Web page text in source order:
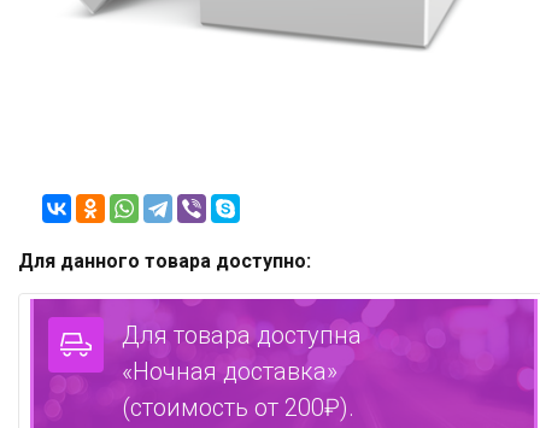
Для данного товара доступно:
Для товара доступна
«Ночная доставка»
(стоимость от 200₽).